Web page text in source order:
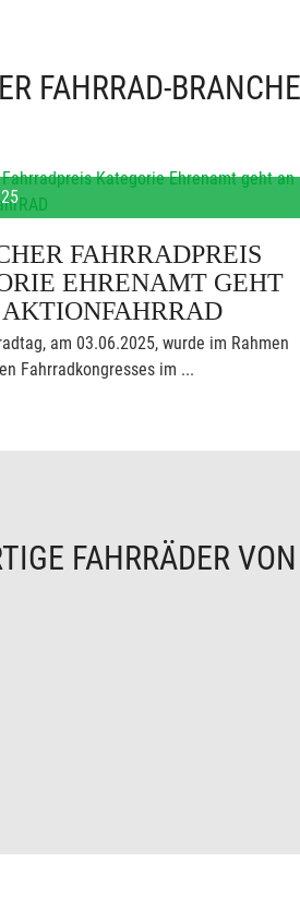
FAHRRAD-BRANCHE
FAHRRADPREIS
EHRENAMT GEHT
am 03.06.2025, wurde im Rahmen
Fahrradkongresses im ...
FAHRRÄDER